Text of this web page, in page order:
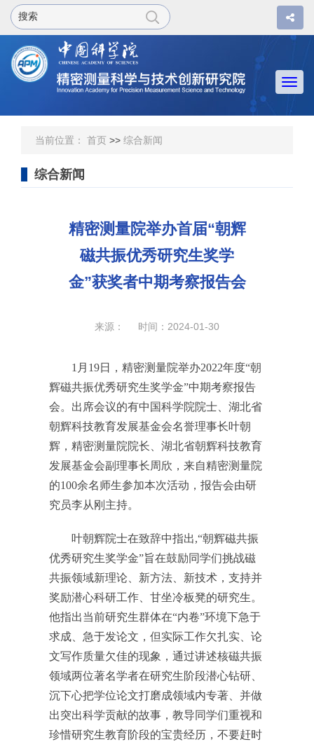
当前位置： 首页 >> 综合新闻
综合新闻
精密测量院举办首届“朝辉
磁共振优秀研究生奖学
金”获奖者中期考察报告会
来源： 时间：2024-01-30
1月19日，精密测量院举办2022年度“朝
辉磁共振优秀研究生奖学金”中期考察报告
会。出席会议的有中国科学院院士、湖北省
朝辉科技教育发展基金会名誉理事长叶朝
辉，精密测量院院长、湖北省朝辉科技教育
发展基金会副理事长周欣，来自精密测量院
的100余名师生参加本次活动，报告会由研
究员李从刚主持。
叶朝辉院士在致辞中指出,“朝辉磁共振
优秀研究生奖学金”旨在鼓励同学们挑战磁
共振领域新理论、新方法、新技术，支持并
奖励潜心科研工作、甘坐冷板凳的研究生。
他指出当前研究生群体在“内卷”环境下急于
求成、急于发论文，但实际工作欠扎实、论
文写作质量欠佳的现象，通过讲述核磁共振
领域两位著名学者在研究生阶段潜心钻研、
沉下心把学位论文打磨成领域内专著、并做
出突出科学贡献的故事，教导同学们重视和
珍惜研究生教育阶段的宝贵经历，不要赶时